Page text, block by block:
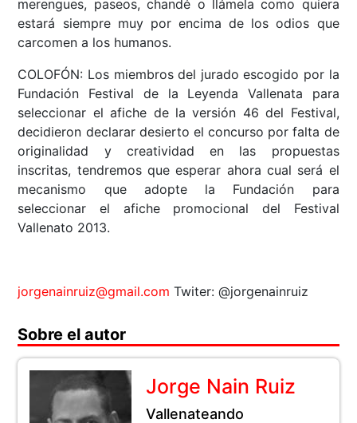
merengues, paseos, chandé o llámela como quiera
estará siempre muy por encima de los odios que
carcomen a los humanos.
COLOFÓN: Los miembros del jurado escogido por la
Fundación Festival de la Leyenda Vallenata para
seleccionar el afiche de la versión 46 del Festival,
decidieron declarar desierto el concurso por falta de
originalidad y creatividad en las propuestas
inscritas, tendremos que esperar ahora cual será el
mecanismo que adopte la Fundación para
seleccionar el afiche promocional del Festival
Vallenato 2013.
jorgenainruiz@gmail.com Twiter: @jorgenainruiz
Sobre el autor
Jorge Nain Ruiz
Vallenateando